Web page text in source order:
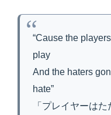
“Cause the
play
And the haters
hate”
「プレイヤーは